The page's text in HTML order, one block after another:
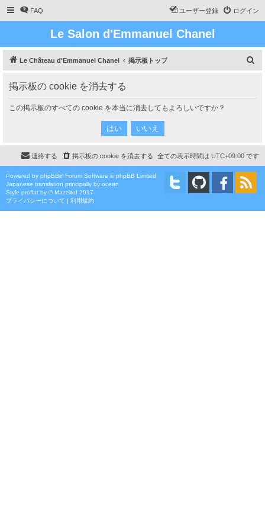
FAQ ログイン
ユーザー登録
Le Salon d'Emmanuel Chanel
Le Château d'Emmanuel Chanel 掲示板トップ
掲示板の cookie を消去する
この掲示板のすべての cookie を本当に消去してもよろしいですか？
全ての表示時間は UTC+09:00 です
掲示板の cookie を消去する
連絡する
Powered by phpBB® Forum Software © phpBB Limited
Japanese translation principally by ocean
Style proflat by ©Mazeltof 2017
プライバシーについて | 利用規約